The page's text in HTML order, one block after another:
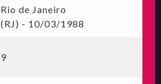
Rio de Janeiro
(RJ) - 10/03/1988
9